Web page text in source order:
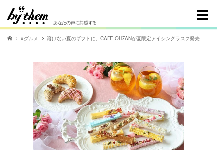
あなたの声に共感する
#グルメ 溶けない夏のギフトに。CAFE OHZANが夏限定アイシングラスク発売